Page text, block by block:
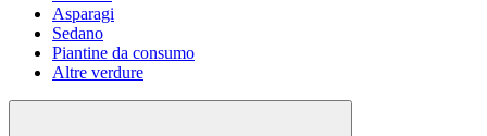
Asparagi
Sedano
Piantine da consumo
Altre verdure